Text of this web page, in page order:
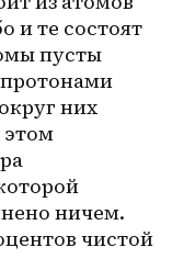
и те состоят
пусты
протонами
них
этом
ничем.
чистой